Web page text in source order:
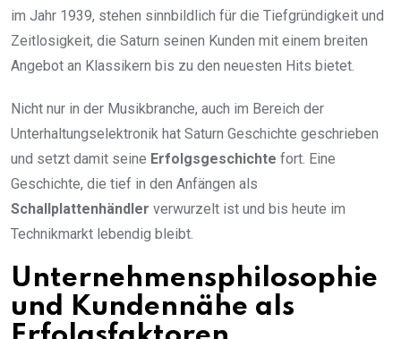
im Jahr 1939, stehen sinnbildlich für die Tiefgründigkeit und
Zeitlosigkeit, die Saturn seinen Kunden mit einem breiten
Angebot an Klassikern bis zu den neuesten Hits bietet.
Nicht nur in der Musikbranche, auch im Bereich der
Unterhaltungselektronik hat Saturn Geschichte geschrieben
und setzt damit seine Erfolgsgeschichte fort. Eine
Geschichte, die tief in den Anfängen als
Schallplattenhändler verwurzelt ist und bis heute im
Technikmarkt lebendig bleibt.
Unternehmensphilosophie
und Kundennähe als